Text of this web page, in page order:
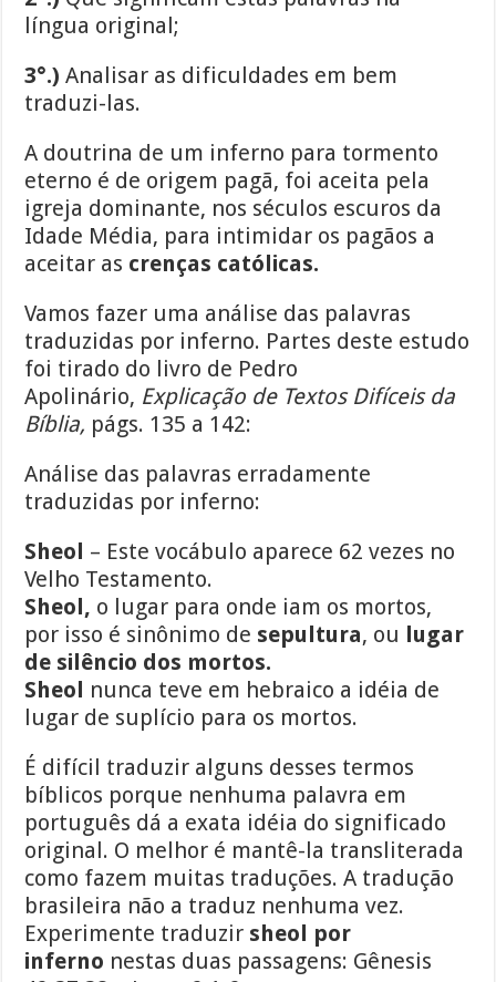
língua original;
3°.) Analisar as dificuldades em bem
traduzi-las.
A doutrina de um inferno para tormento
eterno é de origem pagã, foi aceita pela
igreja dominante, nos séculos escuros da
Idade Média, para intimidar os pagãos a
aceitar as crenças católicas.
Vamos fazer uma análise das palavras
traduzidas por inferno. Partes deste estudo
foi tirado do livro de Pedro
Apolinário, Explicação de Textos Difíceis da
Bíblia, págs. 135 a 142:
Análise das palavras erradamente
traduzidas por inferno:
Sheol – Este vocábulo aparece 62 vezes no
Velho Testamento.
Sheol, o lugar para onde iam os mortos,
por isso é sinônimo de sepultura, ou lugar
de silêncio dos mortos.
Sheol nunca teve em hebraico a idéia de
lugar de suplício para os mortos.
É difícil traduzir alguns desses termos
bíblicos porque nenhuma palavra em
português dá a exata idéia do significado
original. O melhor é mantê-la transliterada
como fazem muitas traduções. A tradução
brasileira não a traduz nenhuma vez.
Experimente traduzir sheol por
inferno nestas duas passagens: Gênesis